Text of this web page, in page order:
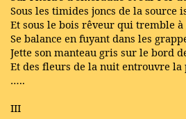
Sous les timides joncs de la source
Et sous le bois rêveur qui tremble
Se balance en fuyant dans les
Jette son manteau gris sur le bord
Et des fleurs de la nuit entrouvre la
…..
III